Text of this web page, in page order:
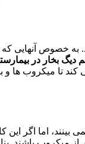
خصوص آنهایی که
دیگ بخار در
تا میکروب ها
بینند، اما